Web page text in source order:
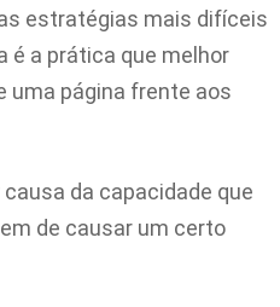
estratégias mais difíceis
é a prática que melhor
uma página frente aos
da capacidade que
de causar um certo